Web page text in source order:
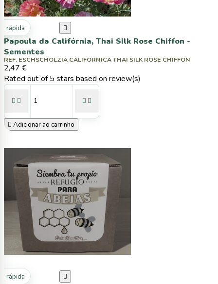
rápida 
Papoula da Califórnia, Thai Silk Rose Chiffon -
Sementes
REF. ESCHSCHOLZIA CALIFORNICA THAI SILK ROSE CHIFFON
2,47 €
Rated out of 5 stars based on review(s)
   
 Adicionar ao carrinho
rápida 